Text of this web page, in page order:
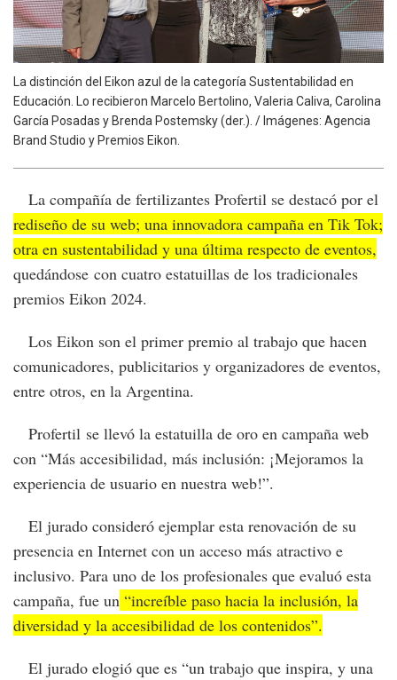
La distinción del Eikon azul de la categoría Sustentabilidad en
Educación. Lo recibieron Marcelo Bertolino, Valeria Caliva, Carolina
García Posadas y Brenda Postemsky (der.). / Imágenes: Agencia
Brand Studio y Premios Eikon.
La compañía de fertilizantes Profertil se destacó por el
rediseño de su web; una innovadora campaña en Tik Tok;
otra en sustentabilidad y una última respecto de eventos,
quedándose con cuatro estatuillas de los tradicionales
premios Eikon 2024.
Los Eikon son el primer premio al trabajo que hacen
comunicadores, publicitarios y organizadores de eventos,
entre otros, en la Argentina.
Profertil se llevó la estatuilla de oro en campaña web
con “Más accesibilidad, más inclusión: ¡Mejoramos la
experiencia de usuario en nuestra web!”.
El jurado consideró ejemplar esta renovación de su
presencia en Internet con un acceso más atractivo e
inclusivo. Para uno de los profesionales que evaluó esta
campaña, fue un “increíble paso hacia la inclusión, la
diversidad y la accesibilidad de los contenidos”.
El jurado elogió que es “un trabajo que inspira, y una